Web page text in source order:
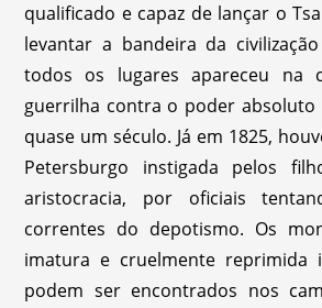
qualificado e capaz de lançar o
levantar a bandeira da
todos os lugares apareceu na
guerrilha contra o poder absoluto
quase um século. Já em 1825,
Petersburgo instigada pelos
aristocracia, por oficiais
correntes do depotismo. Os
imatura e cruelmente reprimida
podem ser encontrados nos